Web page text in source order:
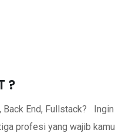
?
Back End, Fullstack? Ingin
profesi yang wajib kamu